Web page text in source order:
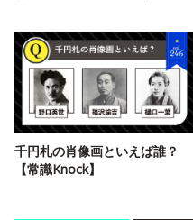
千円札の肖像画といえば誰？
【常識Knock】